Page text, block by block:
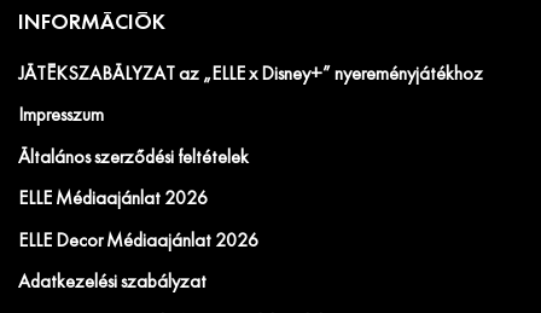
INFORMÁCIÓK
JÁTÉKSZABÁLYZAT az „ELLE x Disney+” nyereményjátékhoz
Impresszum
Általános szerződési feltételek
ELLE Médiaajánlat 2026
ELLE Decor Médiaajánlat 2026
Adatkezelési szabályzat